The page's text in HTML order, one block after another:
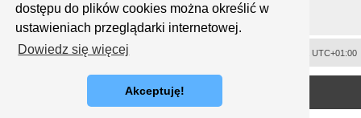
dostępu do plików cookies można określić w
ustawieniach przeglądarki internetowej.
Dowiedz się więcej
Akceptuję!
Zarejestruj się
UTC+01:00
® Forum Software © phpBB Limited
Polski pakiet językowy dostarczaphpBB.pl